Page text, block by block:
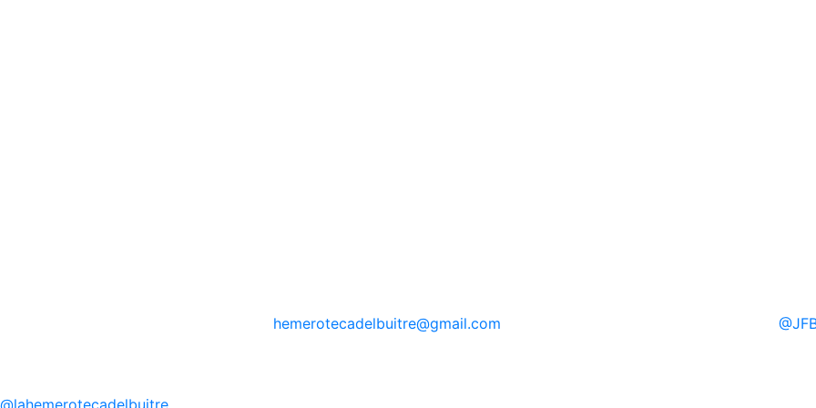
hemerotecadelbuitre@gmail.com @
@lahemerotecadelbuitre